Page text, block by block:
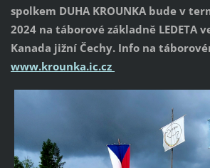
spolkem DUHA KROUNKA bude v
2024 na táborové základně LEDETA
Kanada jižní Čechy. Info na
www.krounka.ic.cz